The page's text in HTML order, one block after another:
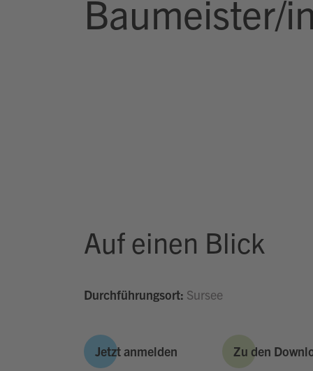
Baumeister/
Auf einen Blick
Durchführungsort: Sursee
Jetzt anmelden Zu den